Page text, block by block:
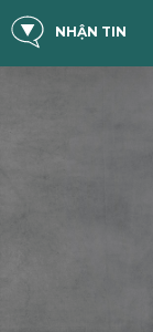
NHẬN TIN